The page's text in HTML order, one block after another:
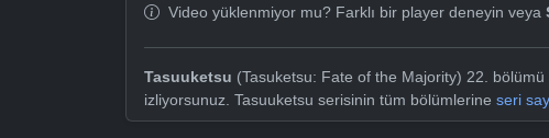
Video yüklenmiyor mu? Farklı bir player deneyin veya
Tasuuketsu (Tasuketsu: Fate of the Majority) 22.
izliyorsunuz. Tasuuketsu serisinin tüm bölümlerine seri